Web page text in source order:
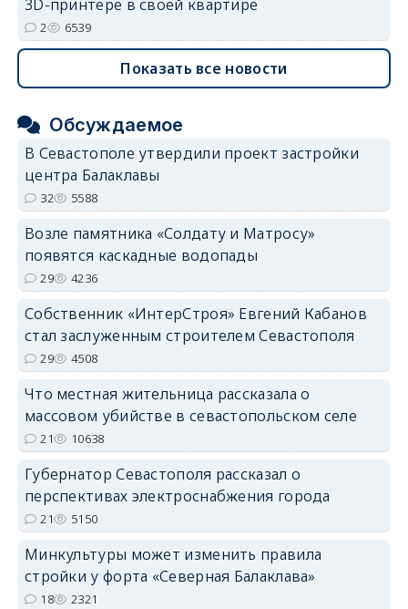
3D-принтере в своей квартире
2 6539
Показать все новости
Обсуждаемое
В Севастополе утвердили проект застройки
центра Балаклавы
32 5588
Возле памятника «Солдату и Матросу»
появятся каскадные водопады
29 4236
Собственник «ИнтерСтроя» Евгений Кабанов
стал заслуженным строителем Севастополя
29 4508
Что местная жительница рассказала о
массовом убийстве в севастопольском селе
21 10638
Губернатор Севастополя рассказал о
перспективах электроснабжения города
21 5150
Минкультуры может изменить правила
стройки у форта «Северная Балаклава»
18 2321